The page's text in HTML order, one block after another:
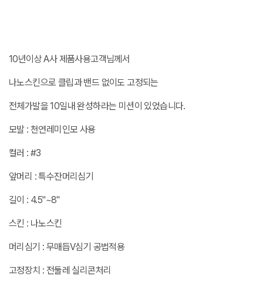
10년이상 A사 제품사용고객님께서
나노스킨으로 클립과 밴드 없이도 고정되는
전체가발을 10일내 완성하라는 미션이 있었습니다.
모발 : 천연레미인모 사용
컬러 : #3
앞머리 : 특수잔머리심기
길이 : 4.5"~8"
스킨 : 나노스킨
머리심기 : 무매듭V심기 공법적용
고정장치 : 전둘레 실리콘처리